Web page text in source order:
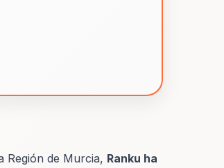
Región de Murcia, Ranku ha